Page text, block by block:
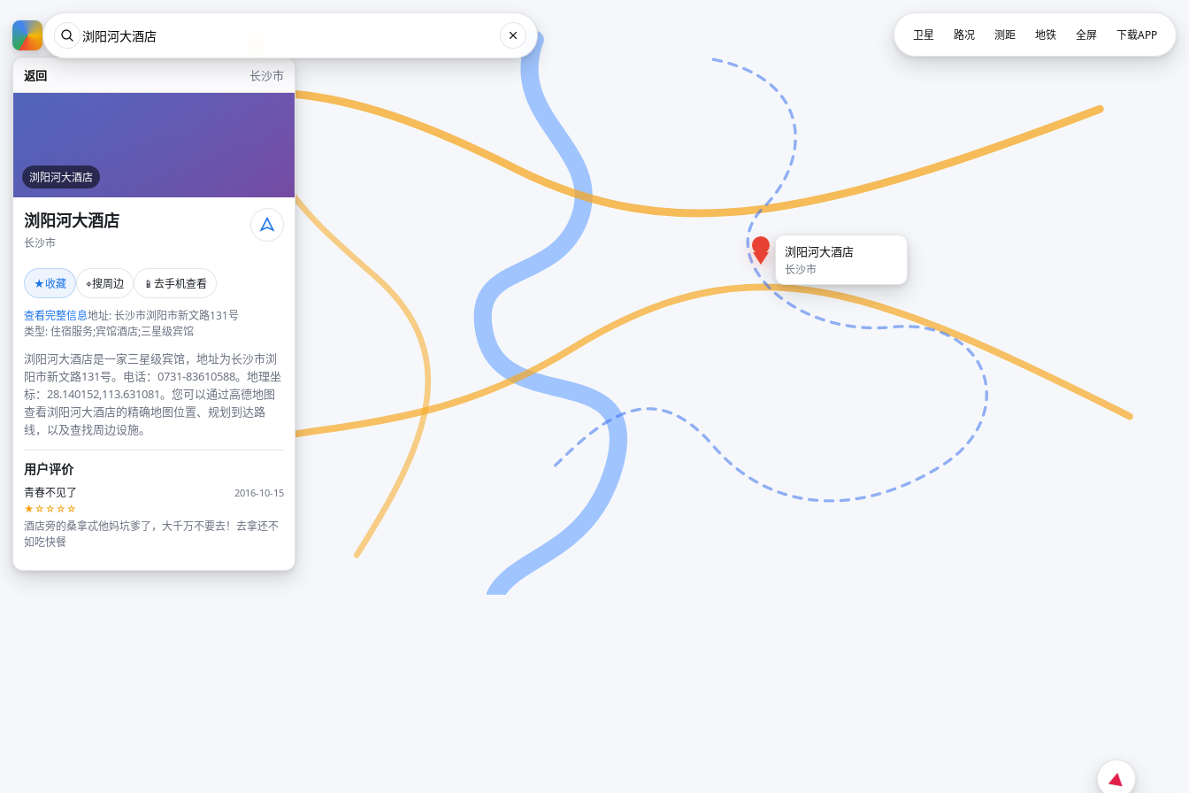
返回 长沙市
浏阳河大酒店
浏阳河大酒店
长沙市
★收藏 ⌖搜周边 📱 去手机查看
查看完整信息地址: 长沙市浏阳市新文路131号
类型: 住宿服务;宾馆酒店;三星级宾馆
浏阳河大酒店是一家三星级宾馆，地址为长沙市浏
阳市新文路131号。电话：0731-83610588。地理坐
标：28.140152,113.631081。您可以通过高德地图
查看浏阳河大酒店的精确地图位置、规划到达路
线，以及查找周边设施。
用户评价
青春不见了
2016-10-15
★☆☆☆☆
酒店旁的桑拿忒他妈坑爹了，大千万不要去！去拿还不
如吃快餐
浏阳河大酒店
长沙市
卫星 路况 测距 地铁 全屏 下载APP